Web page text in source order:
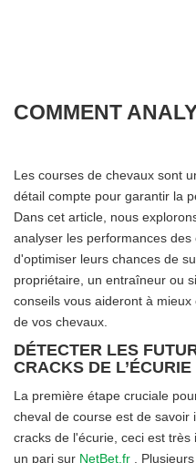
Les courses de chevaux sont
détail compte pour garantir la
Dans cet article, nous
analyser les performances
d'optimiser leurs chances de
propriétaire, un entraîneur ou
conseils vous aideront à
de vos chevaux.
DÉTECTER LES
CRACKS DE L’ÉCURIE
La première étape cruciale
cheval de course est de
cracks de l'écurie, ceci est
un pari sur NetBet.fr .